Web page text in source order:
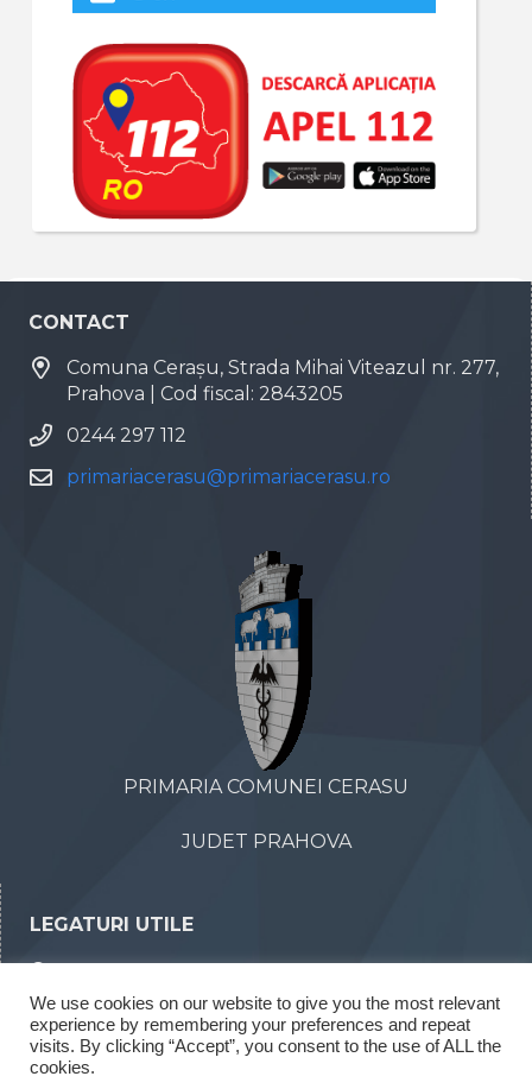
CONTACT
Comuna Cerașu, Strada Mihai Viteazul nr. 277,
Prahova | Cod fiscal: 2843205
0244 297 112
primariacerasu@primariacerasu.ro
PRIMARIA COMUNEI CERASU
JUDET PRAHOVA
LEGATURI UTILE
Declaratii de interese
Rapoarte legea 52/2003
We use cookies on our website to give you the most relevant
experience by remembering your preferences and repeat
visits. By clicking “Accept”, you consent to the use of ALL the
cookies.